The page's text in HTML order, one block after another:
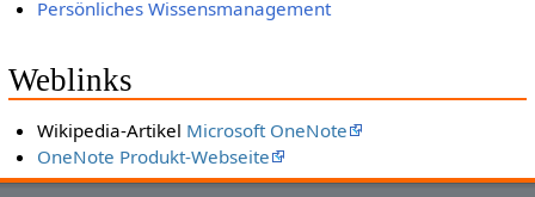
Persönliches Wissensmanagement
Weblinks
Wikipedia-Artikel Microsoft OneNote
OneNote Produkt-Webseite